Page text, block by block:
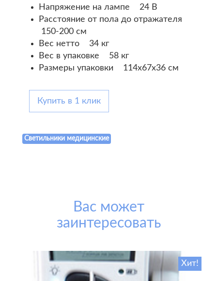
Напряжение на лампе 24 В
Расстояние от пола до отражателя
150-200 см
Вес нетто 34 кг
Вес в упаковке 58 кг
Размеры упаковки 114х67х36 см
Купить в 1 клик
Светильники медицинские
Вас может
заинтересовать
Хит!